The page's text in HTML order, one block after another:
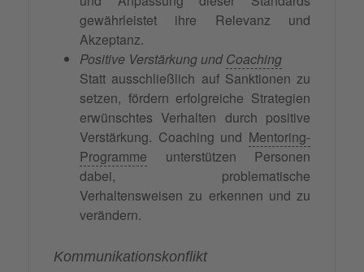
gewährleistet ihre Relevanz und
Akzeptanz.
Positive Verstärkung undCoaching
Statt ausschließlich auf Sanktionen zu
setzen, fördern erfolgreiche Strategien
erwünschtes Verhalten durch positive
Verstärkung. Coaching und Mentoring-
Programme unterstützen Personen
dabei, problematische
Verhaltensweisen zu erkennen und zu
verändern.
Kommunikationskonflikt